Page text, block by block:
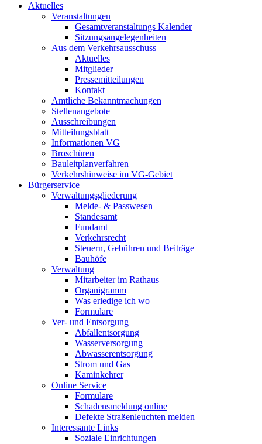
Aktuelles
Veranstaltungen
Gesamtveranstaltungs Kalender
Sitzungsangelegenheiten
Aus dem Verkehrsausschuss
Aktuelles
Mitglieder
Pressemitteilungen
Kontakt
Amtliche Bekanntmachungen
Stellenangebote
Ausschreibungen
Mitteilungsblatt
Informationen VG
Broschüren
Bauleitplanverfahren
Verkehrshinweise im VG-Gebiet
Bürgerservice
Verwaltungsgliederung
Melde- & Passwesen
Standesamt
Fundamt
Verkehrsrecht
Steuern, Gebühren und Beiträge
Bauhöfe
Verwaltung
Mitarbeiter im Rathaus
Organigramm
Was erledige ich wo
Formulare
Ver- und Entsorgung
Abfallentsorgung
Wasserversorgung
Abwasserentsorgung
Strom und Gas
Kaminkehrer
Online Service
Formulare
Schadensmeldung online
Defekte Straßenleuchten melden
Interessante Links
Soziale Einrichtungen